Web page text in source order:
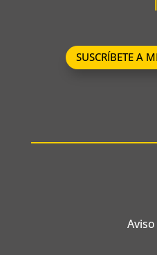
SUSCRÍBETE A